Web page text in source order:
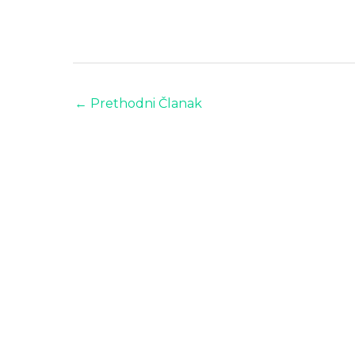
← Prethodni Članak